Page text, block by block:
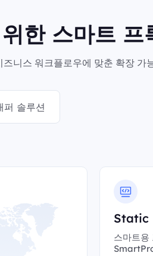
한 스마트 프
니스 워크플로우에 맞춘 확장 가
퍼 솔루션
Static
스마트용